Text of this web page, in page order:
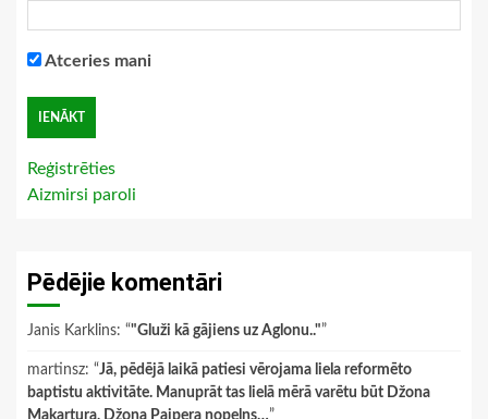
Atceries mani
Reģistrēties
Aizmirsi paroli
Pēdējie komentāri
Janis Karklins: “"Gluži kā gājiens uz Aglonu.."”
martinsz: “Jā, pēdējā laikā patiesi vērojama liela reformēto
baptistu aktivitāte. Manuprāt tas lielā mērā varētu būt Džona
Makartura, Džona Paipera nopelns…”